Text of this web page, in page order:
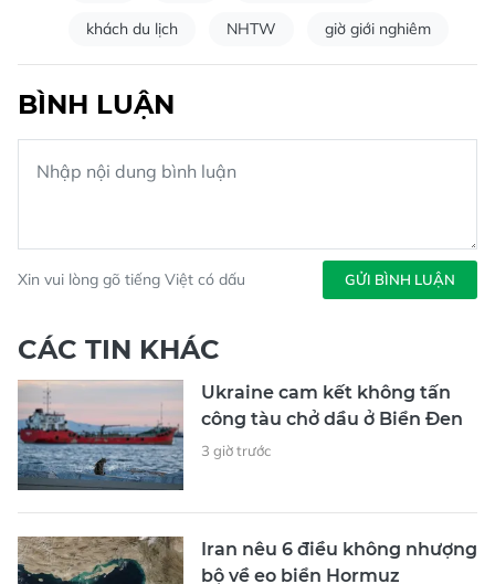
khách du lịch NHTW giờ giới nghiêm
BÌNH LUẬN
Xin vui lòng gõ tiếng Việt có dấu GỬI BÌNH LUẬN
CÁC TIN KHÁC
Ukraine cam kết không tấn
công tàu chở dầu ở Biển Đen
3 giờ trước
Iran nêu 6 điều không nhượng
bộ về eo biển Hormuz